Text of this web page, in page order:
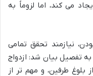
می کند، اما لزوماً به
نیازمند تحقق تمامی
تفصیل بیان شد: ازدواج
طرفین، و مهم تر از